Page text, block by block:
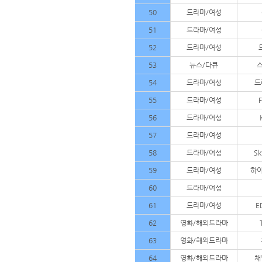
50 드라마/여성
51 드라마/여성
52 드라마/여성
53 뉴스/다큐
54 드라마/여성
55 드라마/여성
56 드라마/여성
57 드라마/여성
58 드라마/여성
59 드라마/여성 하
60 드라마/여성
61 드라마/여성
62 영화/해외드라마
63 영화/해외드라마
64 영화/해외드라마